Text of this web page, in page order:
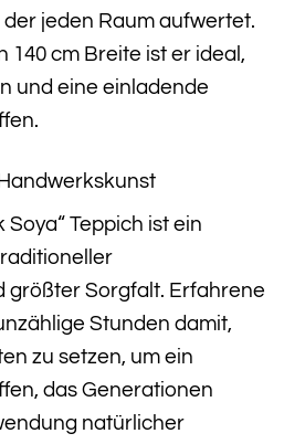
jeden Raum aufwertet.
140 cm Breite ist er ideal,
und eine einladende
Teppich ist ein
größter Sorgfalt. Erfahrene
Stunden damit,
zu setzen, um ein
das Generationen
natürlicher